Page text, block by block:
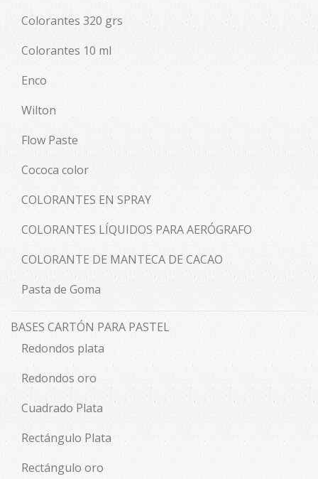
Colorantes 320 grs
Colorantes 10 ml
Enco
Wilton
Flow Paste
Cococa color
COLORANTES EN SPRAY
COLORANTES LÍQUIDOS PARA AERÓGRAFO
COLORANTE DE MANTECA DE CACAO
Pasta de Goma
BASES CARTÓN PARA PASTEL
Redondos plata
Redondos oro
Cuadrado Plata
Rectángulo Plata
Rectángulo oro